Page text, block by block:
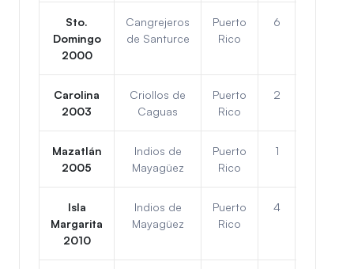
Sto.
Domingo
2000
Cangrejeros
de Santurce
Puerto
Rico
6
Carolina
2003
Criollos de
Caguas
Puerto
Rico
2
Mazatlán
2005
Indios de
Mayagüez
Puerto
Rico
1
Isla
Margarita
2010
Indios de
Mayagüez
Puerto
Rico
4